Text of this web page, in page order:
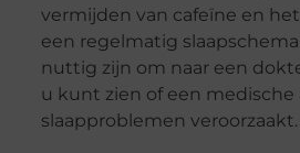
vermijden van cafeïne en
een regelmatig
nuttig zijn om naar een
u kunt zien of een
slaapproblemen veroorzaakt.